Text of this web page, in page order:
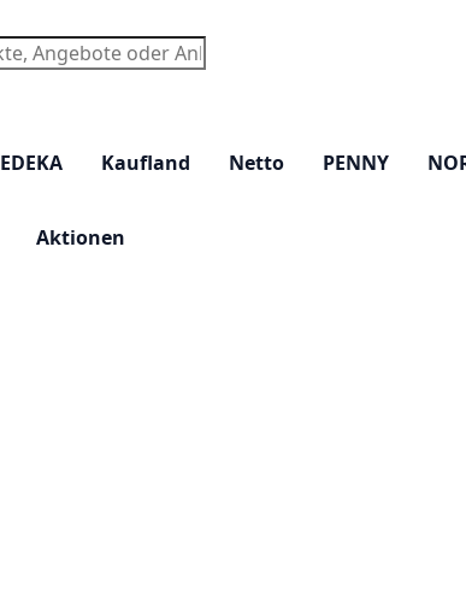
EDEKA Kaufland Netto PENNY
Aktionen